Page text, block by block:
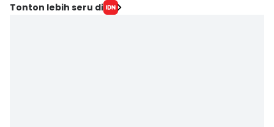
Tonton lebih seru di